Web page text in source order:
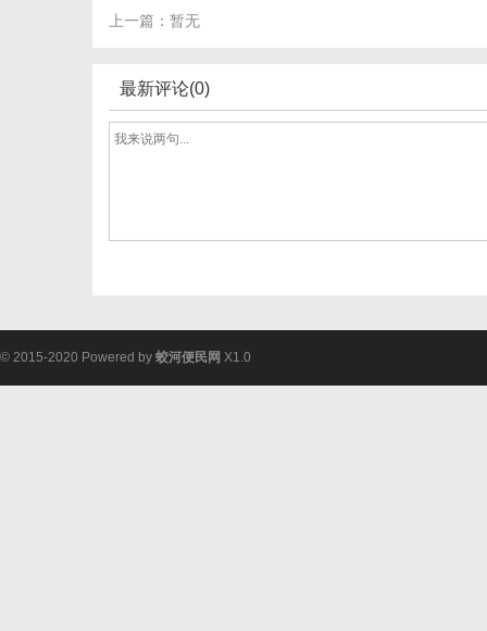
上一篇：暂无
最新评论(0)
© 2015-2020 Powered by 蛟河便民网 X1.0